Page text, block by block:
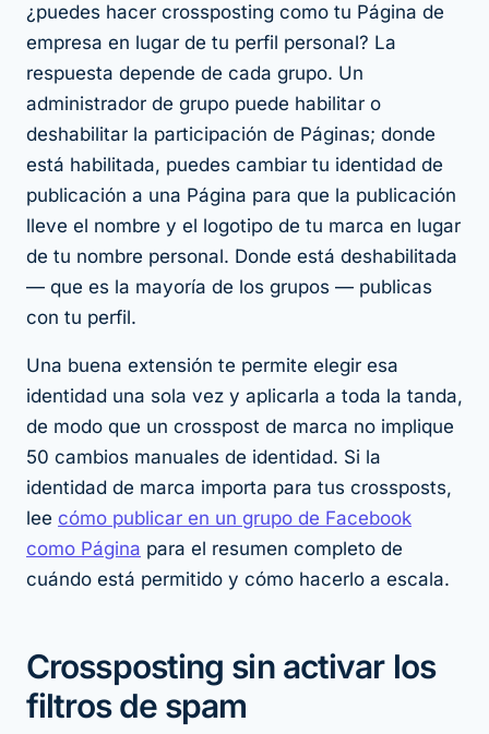
¿puedes hacer crossposting como tu Página de
empresa en lugar de tu perfil personal? La
respuesta depende de cada grupo. Un
administrador de grupo puede habilitar o
deshabilitar la participación de Páginas; donde
está habilitada, puedes cambiar tu identidad de
publicación a una Página para que la publicación
lleve el nombre y el logotipo de tu marca en lugar
de tu nombre personal. Donde está deshabilitada
— que es la mayoría de los grupos — publicas
con tu perfil.
Una buena extensión te permite elegir esa
identidad una sola vez y aplicarla a toda la tanda,
de modo que un crosspost de marca no implique
50 cambios manuales de identidad. Si la
identidad de marca importa para tus crossposts,
lee cómo publicar en un grupo de Facebook
como Página para el resumen completo de
cuándo está permitido y cómo hacerlo a escala.
Crossposting sin activar los
filtros de spam